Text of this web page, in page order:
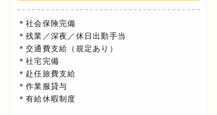
＊社会保険完備
＊残業／深夜／休日出勤手当
＊交通費支給（規定あり）
＊社宅完備
＊赴任旅費支給
＊作業服貸与
＊有給休暇制度